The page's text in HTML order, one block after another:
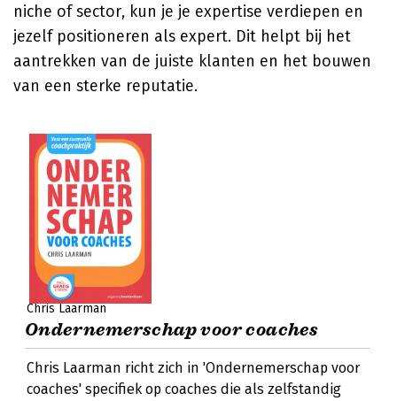
niche of sector, kun je je expertise verdiepen en
jezelf positioneren als expert. Dit helpt bij het
aantrekken van de juiste klanten en het bouwen
van een sterke reputatie.
Chris Laarman
Ondernemerschap voor coaches
Chris Laarman richt zich in 'Ondernemerschap voor
coaches' specifiek op coaches die als zelfstandig